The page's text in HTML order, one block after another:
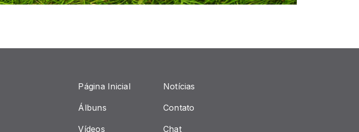
Página Inicial
Álbuns
Vídeos
Notícias
Contato
Chat